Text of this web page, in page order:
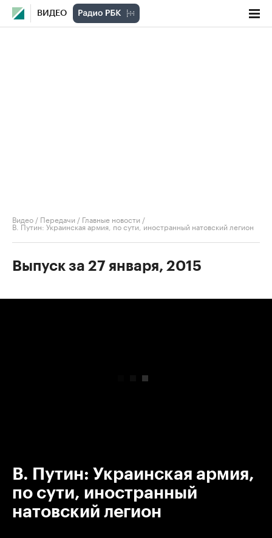
ВИДЕО
Видео / Передачи / Главные новости /
В. Путин: Украинская армия, по сути, иностранный натовский легион
Выпуск за 27 января, 2015
В. Путин: Украинская армия,
по сути, иностранный
натовский легион